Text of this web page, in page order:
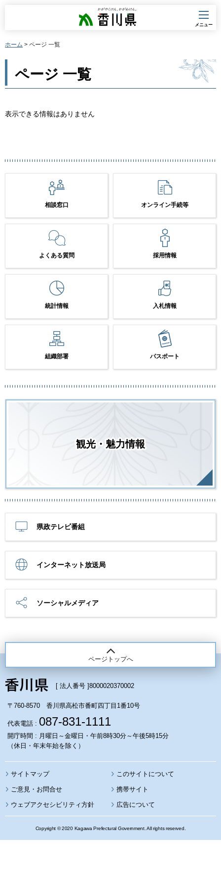
香川県
メニュー
ホーム > ページ 一覧
ページ 一覧
表示できる情報はありません
相談窓口 オンライン手続等
よくある質問 採用情報
統計情報 入札情報
組織部署 パスポート
観光・魅力情報
県政テレビ番組
インターネット放送局
ソーシャルメディア
ページトップへ
[ 法人番号 ]8000020370002
〒760-8570 香川県高松市番町四丁目1番10号
代表電話 : 087-831-1111
開庁時間 : 月曜日～金曜日・午前8時30分～午後5時15分
（休日・年末年始を除く）
サイトマップ このサイトについて
携帯サイト
ウェブアクセシビリティ方針 広告について
Copyright © 2020 Kagawa Prefectural Government. All rights reserved.